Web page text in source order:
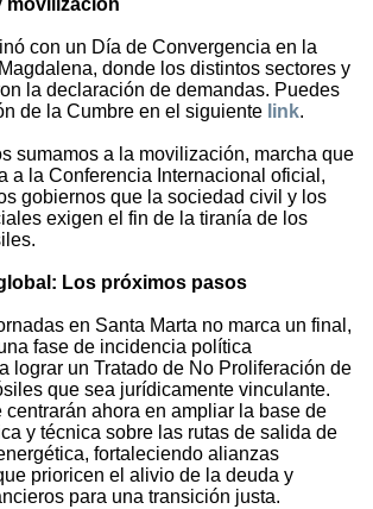
movilización
con un Día de Convergencia en la
donde los distintos sectores y
la declaración de demandas. Puedes
de la Cumbre en el siguiente link.
sumamos a la movilización, marcha que
a la Conferencia Internacional oficial,
gobiernos que la sociedad civil y los
exigen el fin de la tiranía de los
Los próximos pasos
en Santa Marta no marca un final,
fase de incidencia política
lograr un Tratado de No Proliferación de
que sea jurídicamente vinculante.
centrarán ahora en ampliar la base de
y técnica sobre las rutas de salida de
fortaleciendo alianzas
prioricen el alivio de la deuda y
para una transición justa.